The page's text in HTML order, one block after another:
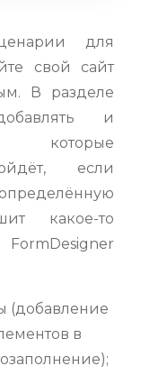
для
свой сайт
В разделе
и
которые
если
какое-то
(добавление
в